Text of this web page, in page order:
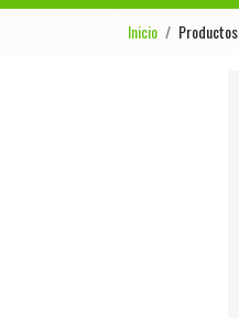
Inicio Productos